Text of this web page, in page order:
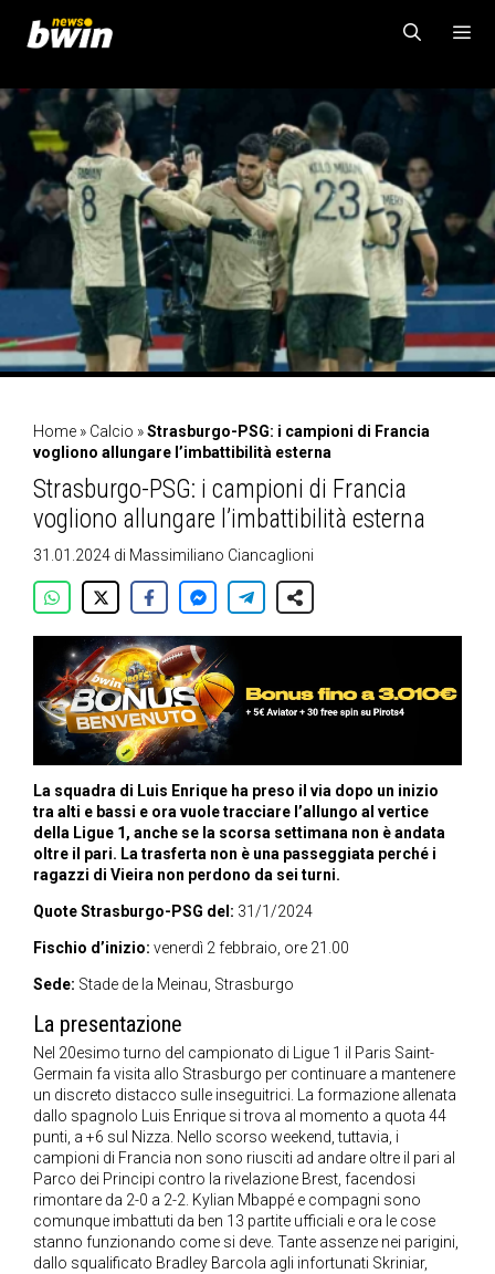
contenuto
MENU
Home » Calcio »Strasburgo-PSG: i campioni di Francia
vogliono allungare l’imbattibilità esterna
Strasburgo-PSG: i campioni di Francia
vogliono allungare l’imbattibilità esterna
31.01.2024 di Massimiliano Ciancaglioni
La squadra di Luis Enrique ha preso il via dopo un inizio
tra alti e bassi e ora vuole tracciare l’allungo al vertice
della Ligue 1, anche se la scorsa settimana non è andata
oltre il pari. La trasferta non è una passeggiata perché i
ragazzi di Vieira non perdono da sei turni.
Quote Strasburgo-PSG del: 31/1/2024
Fischio d’inizio: venerdì 2 febbraio, ore 21.00
Sede: Stade de la Meinau, Strasburgo
La presentazione
Nel 20esimo turno del campionato di Ligue 1 il Paris Saint-
Germain fa visita allo Strasburgo per continuare a mantenere
un discreto distacco sulle inseguitrici. La formazione allenata
dallo spagnolo Luis Enrique si trova al momento a quota 44
punti, a +6 sul Nizza. Nello scorso weekend, tuttavia, i
campioni di Francia non sono riusciti ad andare oltre il pari al
Parco dei Principi contro la rivelazione Brest, facendosi
rimontare da 2-0 a 2-2. Kylian Mbappé e compagni sono
comunque imbattuti da ben 13 partite ufficiali e ora le cose
stanno funzionando come si deve. Tante assenze nei parigini,
dallo squalificato Bradley Barcola agli infortunati Skriniar,